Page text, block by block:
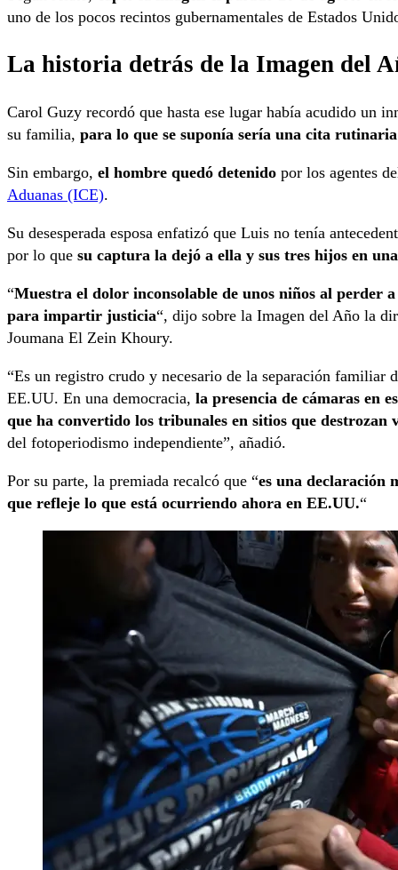
uno de los pocos recintos gubernamentales de Estados
La historia detrás de la Imagen del
Carol Guzy recordó que hasta ese lugar había acudido un
su familia, para lo que se suponía sería una cita rutinaria
Sin embargo, el hombre quedó detenido por los agentes
Aduanas (ICE).
Su desesperada esposa enfatizó que Luis no tenía
por lo que su captura la dejó a ella y sus tres hijos en
“Muestra el dolor inconsolable de unos niños al perder
para impartir justicia“, dijo sobre la Imagen del Año la
Joumana El Zein Khoury.
“Es un registro crudo y necesario de la separación familiar
EE.UU. En una democracia, la presencia de cámaras en
que ha convertido los tribunales en sitios que destrozan
del fotoperiodismo independiente”, añadió.
Por su parte, la premiada recalcó que “es una declaración
que refleje lo que está ocurriendo ahora en EE.UU.“